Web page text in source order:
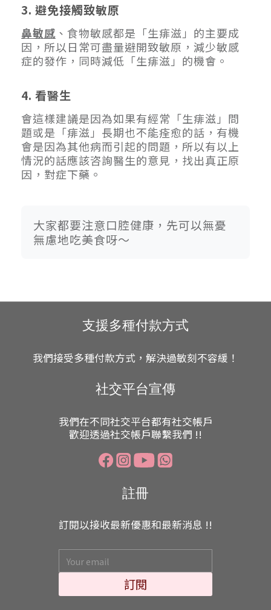
3. 避免接觸致敏原
鼻敏感 、食物敏感都是「生痱滋」的主要成
因，所以日常可盡量避開致敏原，減少敏感
症的發作，同時減低「生痱滋」的機會。
4. 看醫生
會這樣建議是因為如果有經常「生痱滋」問
題或是「痱滋」長期也不能痊愈的話，有機
會是因為其他病而引起的問題，所以有以上
情況的話應該咨詢醫生的意見，找出真正原
因，對症下藥。
大家都要注意口腔健康，先可以無憂
無慮地吃美食呀～
支援多種付款方式
我們接受多種付款方式，解決過敏刻不容緩！
社交平台宣傳
我們在不同社交平台都有社交帳戶
歡迎透過社交帳戶聯繫我們 !!
註冊
訂閱以接收最新優惠和最新消息 !!
訂閱